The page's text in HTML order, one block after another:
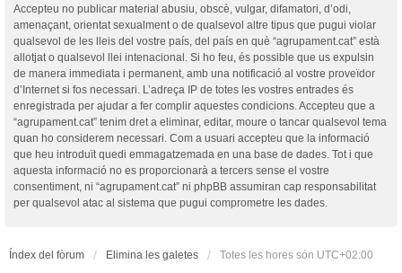
Accepteu no publicar material abusiu, obscè, vulgar, difamatori, d’odi,
amenaçant, orientat sexualment o de qualsevol altre tipus que pugui violar
qualsevol de les lleis del vostre país, del país en què “agrupament.cat” està
allotjat o qualsevol llei intenacional. Si ho feu, és possible que us expulsin
de manera immediata i permanent, amb una notificació al vostre proveïdor
d’Internet si fos necessari. L’adreça IP de totes les vostres entrades és
enregistrada per ajudar a fer complir aquestes condicions. Accepteu que a
“agrupament.cat” tenim dret a eliminar, editar, moure o tancar qualsevol tema
quan ho considerem necessari. Com a usuari accepteu que la informació
que heu introduït quedi emmagatzemada en una base de dades. Tot i que
aquesta informació no es proporcionarà a tercers sense el vostre
consentiment, ni “agrupament.cat” ni phpBB assumiran cap responsabilitat
per qualsevol atac al sistema que pugui comprometre les dades.
Índex del fòrum Elimina les galetes Totes les hores són UTC+02:00